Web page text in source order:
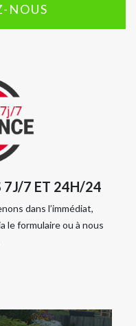
NOUS
7J/7 ET 24H/24
dans l’immédiat,
le formulaire ou à nous